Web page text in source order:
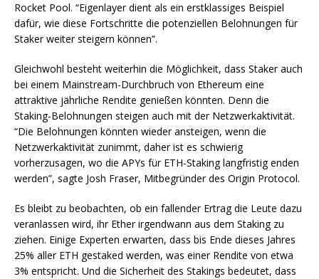
Rocket Pool. “Eigenlayer dient als ein erstklassiges Beispiel
dafür, wie diese Fortschritte die potenziellen Belohnungen für
Staker weiter steigern können”.
Gleichwohl besteht weiterhin die Möglichkeit, dass Staker auch
bei einem Mainstream-Durchbruch von Ethereum eine
attraktive jährliche Rendite genießen könnten. Denn die
Staking-Belohnungen steigen auch mit der Netzwerkaktivität.
“Die Belohnungen könnten wieder ansteigen, wenn die
Netzwerkaktivität zunimmt, daher ist es schwierig
vorherzusagen, wo die APYs für ETH-Staking langfristig enden
werden”, sagte Josh Fraser, Mitbegründer des Origin Protocol.
Es bleibt zu beobachten, ob ein fallender Ertrag die Leute dazu
veranlassen wird, ihr Ether irgendwann aus dem Staking zu
ziehen. Einige Experten erwarten, dass bis Ende dieses Jahres
25% aller ETH gestaked werden, was einer Rendite von etwa
3% entspricht. Und die Sicherheit des Stakings bedeutet, dass